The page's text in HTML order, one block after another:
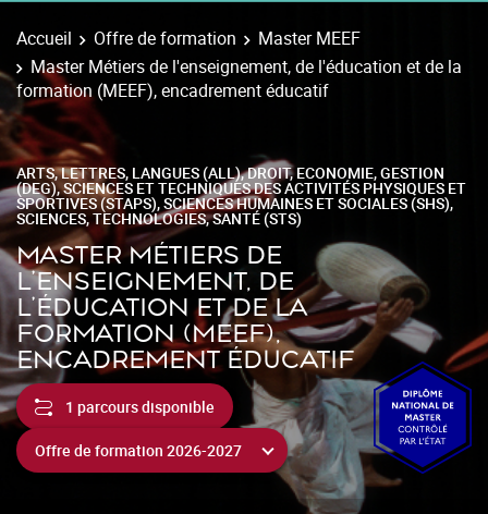
Accueil Offre de formation
Master MEEF
Master Métiers de l'enseignement, de l'éducation et de la
formation (MEEF), encadrement éducatif
ARTS, LETTRES, LANGUES (ALL), DROIT, ECONOMIE, GESTION
(DEG), SCIENCES ET TECHNIQUES DES ACTIVITÉS PHYSIQUES ET
SPORTIVES (STAPS), SCIENCES HUMAINES ET SOCIALES (SHS),
SCIENCES, TECHNOLOGIES, SANTÉ (STS)
MASTER MÉTIERS DE
L'ENSEIGNEMENT, DE
L'ÉDUCATION ET DE LA
FORMATION (MEEF),
ENCADREMENT ÉDUCATIF
1 parcours disponible